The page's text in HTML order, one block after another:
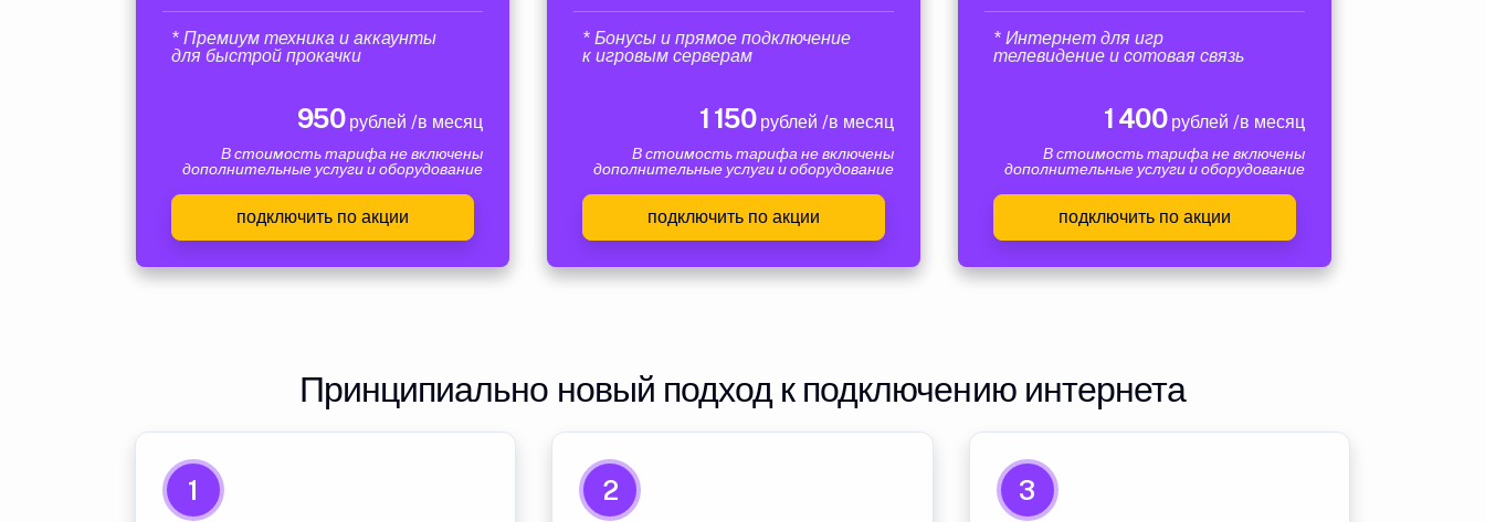
* Премиум техника и аккаунты
для быстрой прокачки
950рублей /в месяц
В стоимость тарифа не включены
дополнительные услуги и оборудование
подключить по акции
* Бонусы и прямое подключение
к игровым серверам
1 150рублей /в месяц
В стоимость тарифа не включены
дополнительные услуги и оборудование
подключить по акции
* Интернет для игр
телевидение и сотовая связь
1 400рублей /в месяц
В стоимость тарифа не включены
дополнительные услуги и оборудование
подключить по акции
Принципиально новый подход к подключению интернета
1 2 3